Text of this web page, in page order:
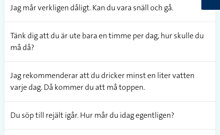
Jag mår verkligen dåligt. Kan du vara snäll och gå.
Tänk dig att du är ute bara en timme per dag, hur skulle du
må då?
Jag rekommenderar att du dricker minst en liter vatten
varje dag. Då kommer du att må toppen.
Du söp till rejält igår. Hur mår du idag egentligen?